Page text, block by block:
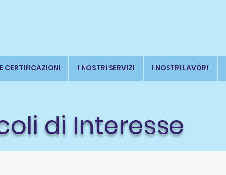
di Interesse
CERTIFICAZIONI I NOSTRI SERVIZI I NOSTRI LAVORI